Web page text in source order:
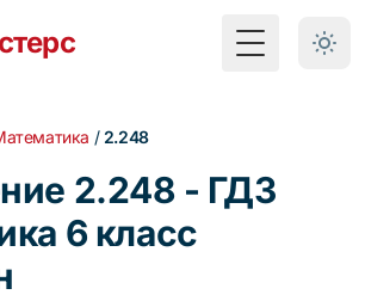
Toggle Menu
/ 2.248
2.248 - ГДЗ
6 класс